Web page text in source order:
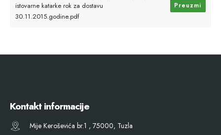
istovarne katarke rok za dostavu
30.11.2015.godine.pdf
Preuzmi
Kontakt informacije
Mije Keroševića br.1 , 75000, Tuzla